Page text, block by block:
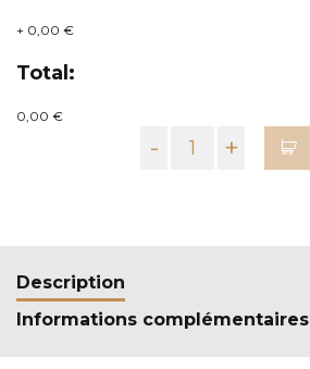
+ 0,00 €
Total:
0,00 €
- +
Description
Informations complémentaires